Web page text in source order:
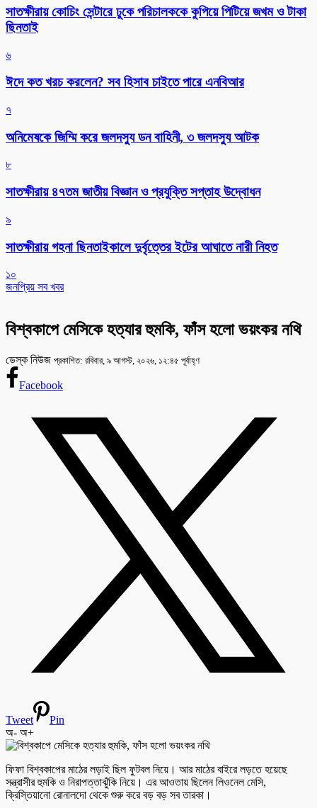
সাতক্ষীরায় কোচিং সেন্টারে ঢুকে পরিচালককে কুপিয়ে পিটিয়ে জখম ও টাকা
ছিনতাই
৬
ঈদে কত খরচ করলেন? সব হিসাব চাইতে পারে এনবিআর
৭
অনিমেষকে জিম্মি করে জলদস্যু ডন বাহিনী, ৩ জলদস্যু আটক
৮
সাতক্ষীরায় ৪৭তম জাতীয় বিজ্ঞান ও প্রযুক্তি সপ্তাহ উদ্বোধন
৯
সাতক্ষীরায় গহনা ছিনতাইকালে দুর্বৃত্তের ইটের আঘাতে নারী নিহত
১০
জনপ্রিয় সব খবর
বিশ্বকাপে মেসিকে হত্যার হুমকি, ফাঁস হলো ভয়ংকর নথি
ডেস্ক নিউজ প্রকাশিত: রবিবার, ৯ আগস্ট, ২০২৬, ১২:৪৫ পূর্বাহ্ণ
Facebook
Tweet
Pin
অ- অ+
ফিফা বিশ্বকাপের মাঠের লড়াই ছিল ফুটবল নিয়ে। আর মাঠের বাইরে লড়তে হয়েছে
সন্ত্রাসীর হুমকি ও নিরাপত্তাঝুঁকি নিয়ে। এর আওতায় ছিলেন লিওনেল মেসি,
ক্রিস্তিয়ানো রোনালদো থেকে শুরু করে বড় বড় সব তারকা।